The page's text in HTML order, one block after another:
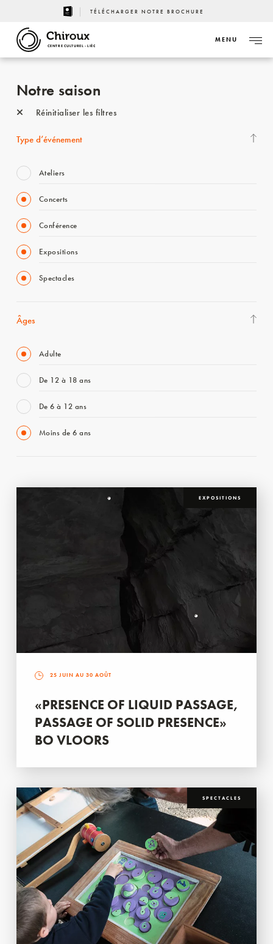
TÉLÉCHARGER NOTRE BROCHURE
CENTRE CULTUREL - LIÈGE
MENU
Notre saison
Réinitialiser les filtres
Type d’événement
Ateliers
Concerts
Conférence
Expositions
Spectacles
Âges
Adulte
De 12 à 18 ans
De 6 à 12 ans
Moins de 6 ans
EXPOSITIONS
25 JUIN AU 30 AOÛT
«PRESENCE OF LIQUID PASSAGE,
PASSAGE OF SOLID PRESENCE»
BO VLOORS
SPECTACLES